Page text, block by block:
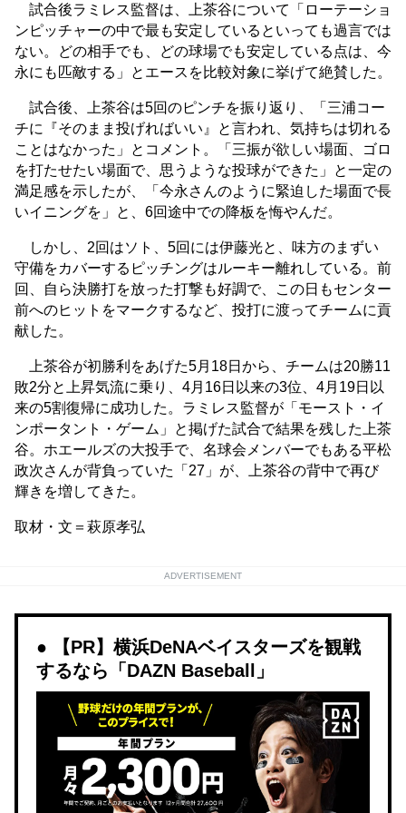
試合後ラミレス監督は、上茶谷について「ローテーショ
ンピッチャーの中で最も安定しているといっても過言では
ない。どの相手でも、どの球場でも安定している点は、今
永にも匹敵する」とエースを比較対象に挙げて絶賛した。
試合後、上茶谷は5回のピンチを振り返り、「三浦コー
チに『そのまま投げればいい』と言われ、気持ちは切れる
ことはなかった」とコメント。「三振が欲しい場面、ゴロ
を打たせたい場面で、思うような投球ができた」と一定の
満足感を示したが、「今永さんのように緊迫した場面で長
いイニングを」と、6回途中での降板を悔やんだ。
しかし、2回はソト、5回には伊藤光と、味方のまずい
守備をカバーするピッチングはルーキー離れしている。前
回、自ら決勝打を放った打撃も好調で、この日もセンター
前へのヒットをマークするなど、投打に渡ってチームに貢
献した。
上茶谷が初勝利をあげた5月18日から、チームは20勝11
敗2分と上昇気流に乗り、4月16日以来の3位、4月19日以
来の5割復帰に成功した。ラミレス監督が「モースト・イ
ンポータント・ゲーム」と掲げた試合で結果を残した上茶
谷。ホエールズの大投手で、名球会メンバーでもある平松
政次さんが背負っていた「27」が、上茶谷の背中で再び
輝きを増してきた。
取材・文＝萩原孝弘
ADVERTISEMENT
【PR】横浜DeNAベイスターズを観戦
するなら「DAZN Baseball」